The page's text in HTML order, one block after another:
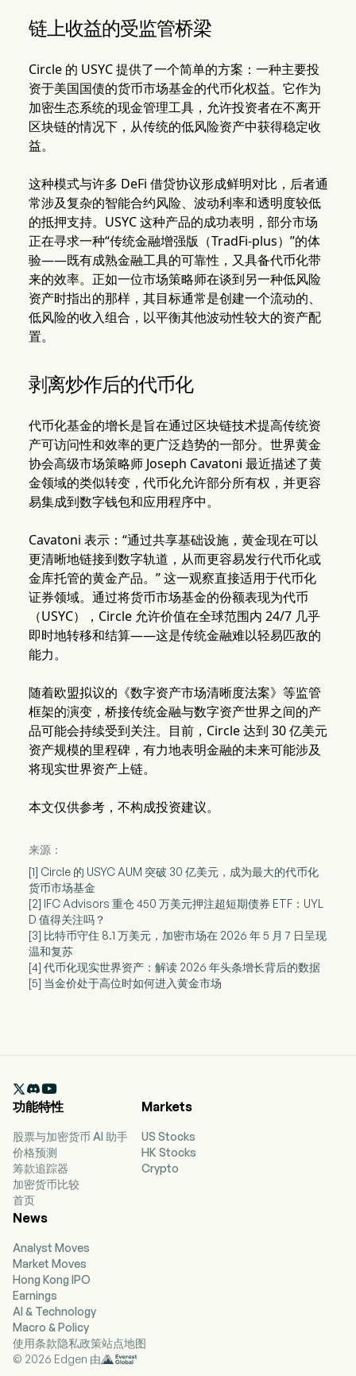
链上收益的受监管桥梁
Circle 的 USYC 提供了一个简单的方案：一种主要投
资于美国国债的货币市场基金的代币化权益。它作为
加密生态系统的现金管理工具，允许投资者在不离开
区块链的情况下，从传统的低风险资产中获得稳定收
益。
这种模式与许多 DeFi 借贷协议形成鲜明对比，后者通
常涉及复杂的智能合约风险、波动利率和透明度较低
的抵押支持。USYC 这种产品的成功表明，部分市场
正在寻求一种“传统金融增强版（TradFi-plus）”的体
验——既有成熟金融工具的可靠性，又具备代币化带
来的效率。正如一位市场策略师在谈到另一种低风险
资产时指出的那样，其目标通常是创建一个流动的、
低风险的收入组合，以平衡其他波动性较大的资产配
置。
剥离炒作后的代币化
代币化基金的增长是旨在通过区块链技术提高传统资
产可访问性和效率的更广泛趋势的一部分。世界黄金
协会高级市场策略师 Joseph Cavatoni 最近描述了黄
金领域的类似转变，代币化允许部分所有权，并更容
易集成到数字钱包和应用程序中。
Cavatoni 表示：“通过共享基础设施，黄金现在可以
更清晰地链接到数字轨道，从而更容易发行代币化或
金库托管的黄金产品。” 这一观察直接适用于代币化
证券领域。通过将货币市场基金的份额表现为代币
（USYC），Circle 允许价值在全球范围内 24/7 几乎
即时地转移和结算——这是传统金融难以轻易匹敌的
能力。
随着欧盟拟议的《数字资产市场清晰度法案》等监管
框架的演变，桥接传统金融与数字资产世界之间的产
品可能会持续受到关注。目前，Circle 达到 30 亿美元
资产规模的里程碑，有力地表明金融的未来可能涉及
将现实世界资产上链。
本文仅供参考，不构成投资建议。
来源：
[1] Circle 的 USYC AUM 突破 30 亿美元，成为最大的代币化
货币市场基金
[2] IFC Advisors 重仓 450 万美元押注超短期债券 ETF：UYL
D 值得关注吗？
[3] 比特币守住 8.1 万美元，加密市场在 2026 年 5 月 7 日呈现
温和复苏
[4] 代币化现实世界资产：解读 2026 年头条增长背后的数据
[5] 当金价处于高位时如何进入黄金市场

功能特性
股票与加密货币 AI 助手
价格预测
筹款追踪器
加密货币比较
首页
Markets
US Stocks
HK Stocks
Crypto
News
Analyst Moves
Market Moves
Hong Kong IPO
Earnings
AI & Technology
Macro & Policy
使用条款隐私政策站点地图
© 2026 Edgen 由